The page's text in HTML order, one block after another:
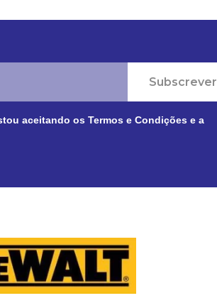
Subscrever
aceitando os Termos e Condições e a